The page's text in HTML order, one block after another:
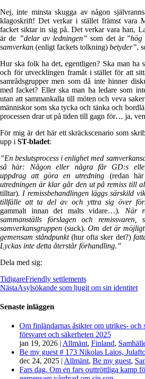
Nej, inte minsta skugga av någon
klagoskrift! Det verkar i stället främst vara
facket siktar in sig på. Det verkar vara han,
är de ”delar av ledningen” som det är ”hög
samverkan (enligt fackets tolkning) betyder”,
Hur ska folk ha det, egentligen? Ska man ha
och för utvecklingen framåt i stället för att
samrådsgrupper men som då inte hinner
med facket? Eller ska man ha ledare som
utan att sammankalla till möten och veva
människor som ska tycka och tänka och
processen drar ut på tiden till gagn för… ja,
För mig är det här ett skräckscenario som
upp i ST-bladet:
”En beslutsprocess i enlighet med
så här: Någon eller några får GD:s eller
uppdrag att göra en utredning (redan
utredningen är klar går den ut på remiss till
tilltar). I remissbehandlingen läggs särskild
tillfälle att ta del av och yttra sig över
gammalt innan det malts vidare…). När
sammanställs förslagen och
samverkansgruppen(suck). Om det är
gemensam ståndpunkt(hur ofta sker det?)
Lyckas inte detta återstår förhandling.”
Dela med sig:
TidigareFriendly settlements
NästaAsylsökande som ljugit om sin identitet
Senaste inläggen
Om finländarnas åsikter om utrikes- och
försvaret och säkerheten 2025
jan 19, 2026 | Allmänt, Finland,
Be my guest # 173 Nikolas Laios,
dec 24, 2025 | Allmänt, Be my guest,
Fars dag. Om en fars outtröttliga kamp